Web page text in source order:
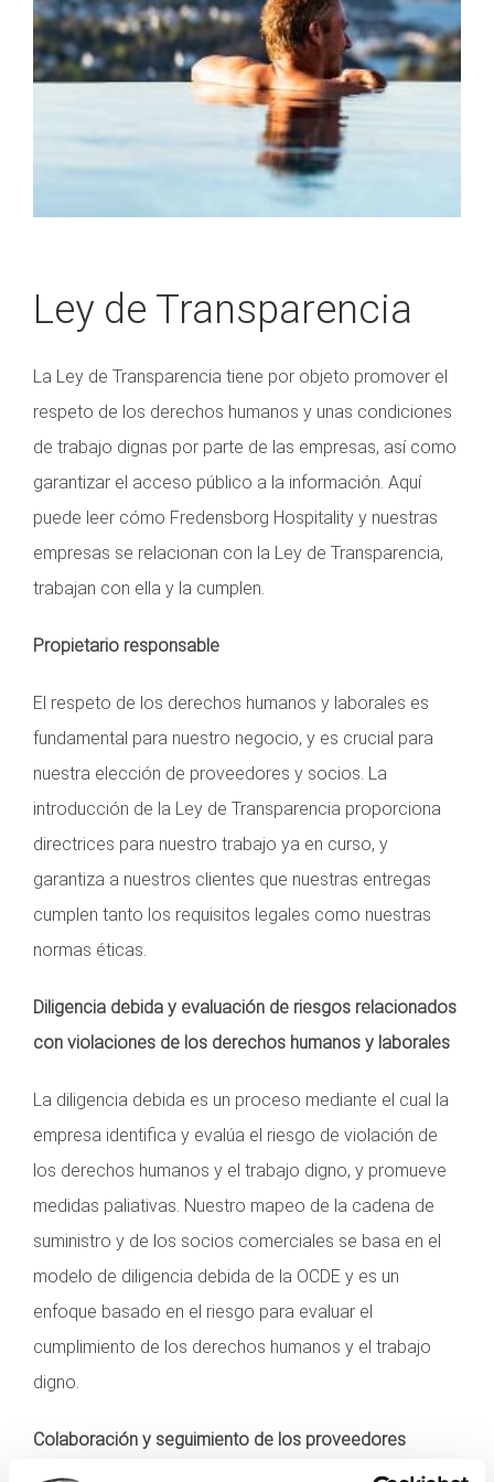
Ley de Transparencia
La Ley de Transparencia tiene por objeto promover el
respeto de los derechos humanos y unas condiciones
de trabajo dignas por parte de las empresas, así como
garantizar el acceso público a la información. Aquí
puede leer cómo Fredensborg Hospitality y nuestras
empresas se relacionan con la Ley de Transparencia,
trabajan con ella y la cumplen.
Propietario responsable
El respeto de los derechos humanos y laborales es
fundamental para nuestro negocio, y es crucial para
nuestra elección de proveedores y socios. La
introducción de la Ley de Transparencia proporciona
directrices para nuestro trabajo ya en curso, y
garantiza a nuestros clientes que nuestras entregas
cumplen tanto los requisitos legales como nuestras
normas éticas.
Diligencia debida y evaluación de riesgos relacionados
con violaciones de los derechos humanos y laborales
La diligencia debida es un proceso mediante el cual la
empresa identifica y evalúa el riesgo de violación de
los derechos humanos y el trabajo digno, y promueve
medidas paliativas. Nuestro mapeo de la cadena de
suministro y de los socios comerciales se basa en el
modelo de diligencia debida de la OCDE y es un
enfoque basado en el riesgo para evaluar el
cumplimiento de los derechos humanos y el trabajo
digno.
Colaboración y seguimiento de los proveedores